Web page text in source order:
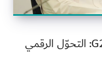
وزراء الاقتصاد الرقمي في G20: التحوّل الرقمي